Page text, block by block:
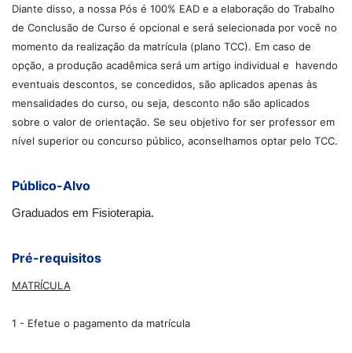
Diante disso, a nossa Pós é 100% EAD e a elaboração do Trabalho
de Conclusão de Curso é opcional e será selecionada por você no
momento da realização da matrícula (plano TCC). Em caso de
opção, a produção acadêmica será um artigo individual e havendo
eventuais descontos, se concedidos, são aplicados apenas às
mensalidades do curso, ou seja, desconto não são aplicados
sobre o valor de orientação. Se seu objetivo for ser professor em
nível superior ou concurso público, aconselhamos optar pelo TCC.
Público-Alvo
Graduados em Fisioterapia.
Pré-requisitos
MATRÍCULA
1 - Efetue o pagamento da matrícula